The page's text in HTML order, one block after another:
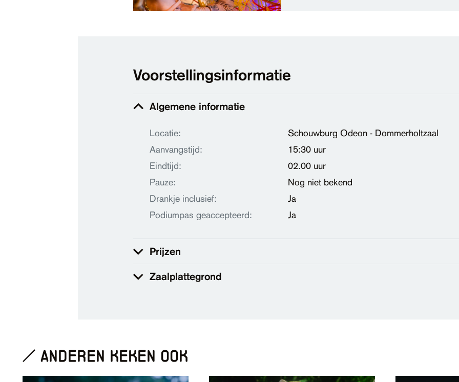
Voorstellingsinformatie
Algemene informatie
Locatie:
Schouwburg Odeon - Dommerholtzaal
Aanvangstijd:
15:30 uur
Eindtijd:
02.00 uur
Pauze:
Nog niet bekend
Drankje inclusief:
Ja
Podiumpas geaccepteerd:
Ja
Prijzen
Zaalplattegrond
anderen keken ook